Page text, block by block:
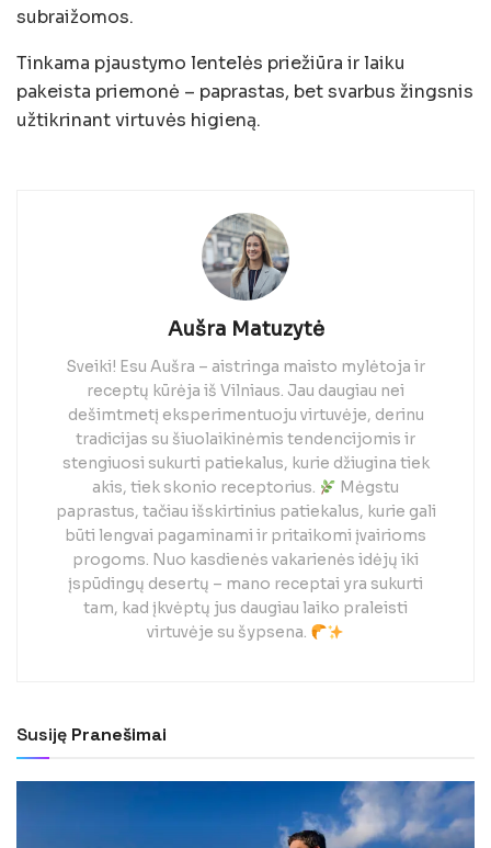
subraižomos.
Tinkama pjaustymo lentelės priežiūra ir laiku
pakeista priemonė – paprastas, bet svarbus žingsnis
užtikrinant virtuvės higieną.
Aušra Matuzytė
Sveiki! Esu Aušra – aistringa maisto mylėtoja ir
receptų kūrėja iš Vilniaus. Jau daugiau nei
dešimtmetį eksperimentuoju virtuvėje, derinu
tradicijas su šiuolaikinėmis tendencijomis ir
stengiuosi sukurti patiekalus, kurie džiugina tiek
akis, tiek skonio receptorius.
Mėgstu
paprastus, tačiau išskirtinius patiekalus, kurie gali
būti lengvai pagaminami ir pritaikomi įvairioms
progoms. Nuo kasdienės vakarienės idėjų iki
įspūdingų desertų – mano receptai yra sukurti
tam, kad įkvėptų jus daugiau laiko praleisti
virtuvėje su šypsena.
Susiję Pranešimai